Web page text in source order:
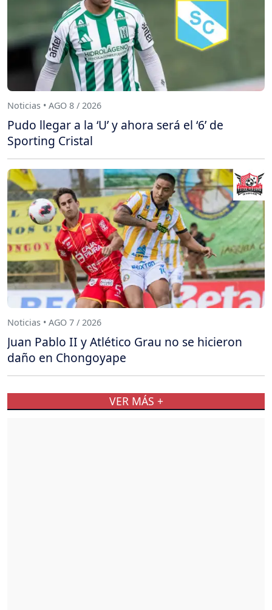
Noticias • AGO 8 / 2026
Pudo llegar a la ‘U’ y ahora será el ‘6’ de
Sporting Cristal
Noticias • AGO 7 / 2026
Juan Pablo II y Atlético Grau no se hicieron
daño en Chongoyape
VER MÁS +